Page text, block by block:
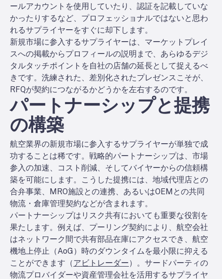
ールアカウントを使用していたり、認証を記載していな
かったりするなど、プロフェッショナルではないと思わ
れるサプライヤーをすぐに却下します。
新規市場に参入するサプライヤーは、マーケットプレイ
スへの掲載からプロフィールの説明まで、あらゆるデジ
タルタッチポイントを自社の店舗の延長として捉えるべ
きです。洗練された、差別化されたプレゼンスこそが、
RFQが契約につながるかどうかを左右するのです。
パートナーシップと提携
の構築
航空業界の新規市場に参入するサプライヤーが単独で成
功することは稀です。戦略的パートナーシップは、市場
参入の加速、コスト削減、そしてバイヤーからの信頼構
築を可能にします。こうした提携には、地域代理店との
合弁事業、MRO施設との連携、あるいはOEMとの共同
物流・倉庫管理契約などが含まれます。
パートナーシップはリスク共有においても重要な役割を
果たします。例えば、プーリング契約により、航空会社
はネットワーク間で共有部品在庫にアクセスでき、航空
機地上停止（AoG）時のダウンタイムを最小限に抑える
ことができます（アビトレーダー）。サードパーティの
物流プロバイダーや資産管理会社を活用するサプライヤ